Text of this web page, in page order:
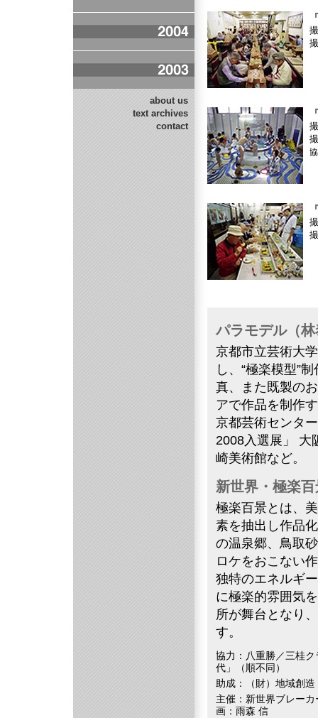
パラモデル（
京都市立芸術大
し、“極楽模型”
真、また既製の
アで作品を制作
京都芸術センタ
2008入選展」 大
崎美術館など。
新世界・極楽
極楽百景とは、
素を抽出し作品
の温泉郷、鳥取
ロケをおこない
独特のエネルギ
に極楽的雰囲気
所が舞台となり
す。
協力：八重勝／三桂
代」（順不同）
助成：（財）地域創造
主催：新世界ブレー
画：雨森 信
about us
text archives
contact